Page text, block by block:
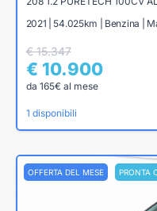
2021 | 54.025km | Benzina |
€ 15.347
€ 10.900
da 165€ al mese
1 disponibili
OFFERTA DEL MESE PRONTA